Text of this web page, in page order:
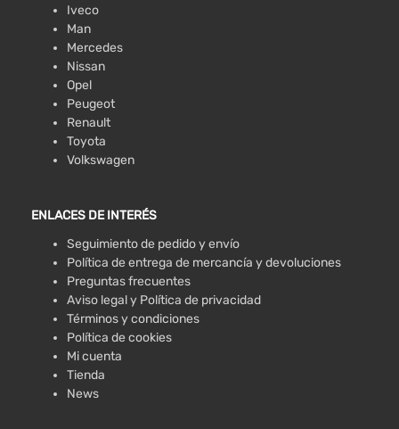
Iveco
Man
Mercedes
Nissan
Opel
Peugeot
Renault
Toyota
Volkswagen
ENLACES DE INTERÉS
Seguimiento de pedido y envío
Política de entrega de mercancía y devoluciones
Preguntas frecuentes
Aviso legal y Política de privacidad
Términos y condiciones
Política de cookies
Mi cuenta
Tienda
News